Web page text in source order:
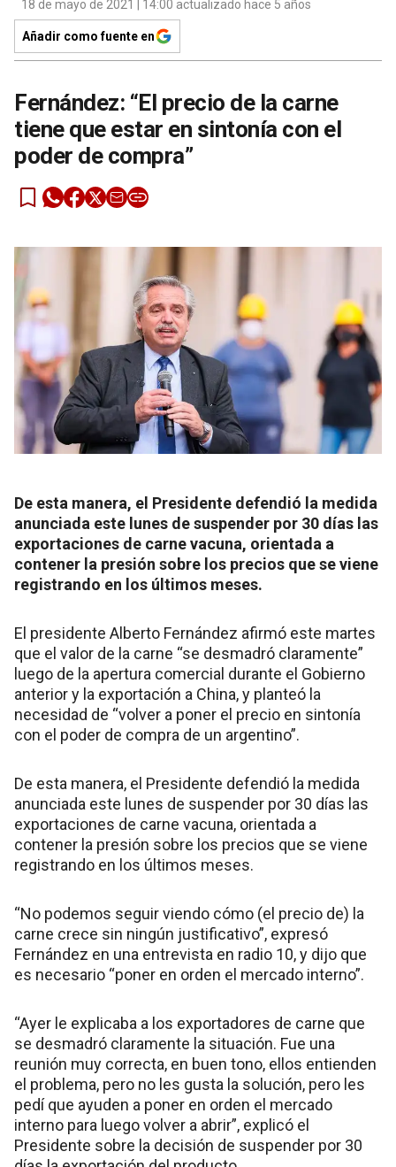
18 de mayo de 2021 | 14:00 actualizado hace 5 años
Añadir como fuente en
Fernández: “El precio de la carne
tiene que estar en sintonía con el
poder de compra”
De esta manera, el Presidente defendió la medida
anunciada este lunes de suspender por 30 días las
exportaciones de carne vacuna, orientada a
contener la presión sobre los precios que se viene
registrando en los últimos meses.
El presidente Alberto Fernández afirmó este martes
que el valor de la carne “se desmadró claramente”
luego de la apertura comercial durante el Gobierno
anterior y la exportación a China, y planteó la
necesidad de “volver a poner el precio en sintonía
con el poder de compra de un argentino”.
De esta manera, el Presidente defendió la medida
anunciada este lunes de suspender por 30 días las
exportaciones de carne vacuna, orientada a
contener la presión sobre los precios que se viene
registrando en los últimos meses.
“No podemos seguir viendo cómo (el precio de) la
carne crece sin ningún justificativo”, expresó
Fernández en una entrevista en radio 10, y dijo que
es necesario “poner en orden el mercado interno”.
“Ayer le explicaba a los exportadores de carne que
se desmadró claramente la situación. Fue una
reunión muy correcta, en buen tono, ellos entienden
el problema, pero no les gusta la solución, pero les
pedí que ayuden a poner en orden el mercado
interno para luego volver a abrir”, explicó el
Presidente sobre la decisión de suspender por 30